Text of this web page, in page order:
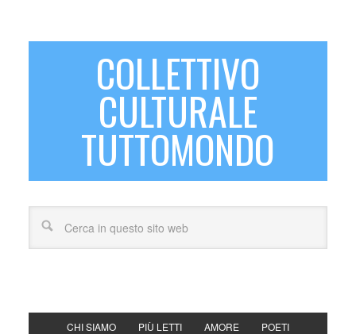
COLLETTIVO
CULTURALE
TUTTOMONDO
CHI SIAMO PIÙ LETTI AMORE POETI